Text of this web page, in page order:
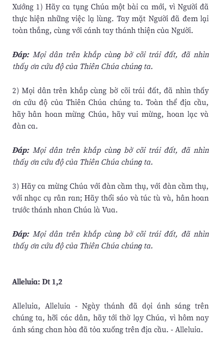
Xướng 1) Hãy ca tụng Chúa một bài ca mới, vì Người đã
thực hiện những việc lạ lùng. Tay mặt Người đã đem lại
toàn thắng, cùng với cánh tay thánh thiện của Người.
Ðáp:Mọi dân trên khắp cùng bờ cõi trái đất, đã nhìn
thấy ơn cứu độ của Thiên Chúa chúng ta.
2) Mọi dân trên khắp cùng bờ cõi trái đất, đã nhìn thấy
ơn cứu độ của Thiên Chúa chúng ta. Toàn thể địa cầu,
hãy hân hoan mừng Chúa, hãy vui mừng, hoan lạc và
đàn ca.
Ðáp:Mọi dân trên khắp cùng bờ cõi trái đất, đã nhìn
thấy ơn cứu độ của Thiên Chúa chúng ta.
3) Hãy ca mừng Chúa với đàn cầm thụ, với đàn cầm thụ,
với nhạc cụ rân ran; Hãy thổi sáo và túc tù và, hân hoan
trước thánh nhan Chúa là Vua.
Ðáp:Mọi dân trên khắp cùng bờ cõi trái đất, đã nhìn
thấy ơn cứu độ của Thiên Chúa chúng ta.
Alleluia: Dt 1,2
Alleluia, Alleluia - Ngày thánh đã dọi ánh sáng trên
chúng ta, hỡi các dân, hãy tới thờ lạy Chúa, vì hôm nay
ánh sáng chan hòa đã tỏa xuống trên địa cầu. - Alleluia.